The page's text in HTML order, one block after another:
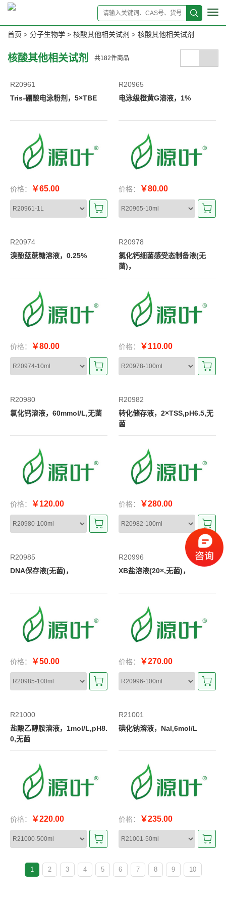
首页 > 分子生物学 > 核酸其他相关试剂 > 核酸其他相关试剂
核酸其他相关试剂 共182件商品
R20961
Tris-硼酸电泳粉剂，5×TBE
价格： ￥65.00
R20965
电泳级橙黄G溶液，1%
价格： ￥80.00
R20974
溴酚蓝蔗糖溶液，0.25%
价格： ￥80.00
R20978
氯化钙细菌感受态制备液(无
菌)，
价格： ￥110.00
R20980
氯化钙溶液，60mmol/L,无菌
价格： ￥120.00
R20982
转化储存液，2×TSS,pH6.5,无
菌
价格： ￥280.00
R20985
DNA保存液(无菌)，
价格： ￥50.00
R20996
XB盐溶液(20×,无菌)，
价格： ￥270.00
R21000
盐酸乙醇胺溶液，1mol/L,pH8.
0,无菌
价格： ￥220.00
R21001
碘化钠溶液，NaI,6mol/L
价格： ￥235.00
1 2 3 4 5 6 7 8 9 10